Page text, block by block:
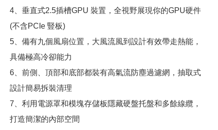
4、垂直式2.5插槽GPU 裝置，全視野展現你的GPU硬件
(不含PCIe 豎板)
5、備有九個風扇位置，大風流風到設計有效帶走熱能，
具備極高冷卻能力
6、前側、頂部和底部都裝有高氣流防塵過濾網，抽取式
設計簡易拆裝清理
7、利用電源罩和模塊存儲板隱藏硬盤托盤和多餘線纜，
打造簡潔的內部空間